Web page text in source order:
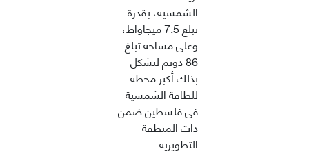
الشمسية، بقدرة
تبلغ 7.5 ميجاواط،
وعلى مساحة تبلغ
86 دونم لتشكل
بذلك أكبر محطة
للطاقة الشمسية
في فلسطين ضمن
ذات المنطقة
التطويرية.